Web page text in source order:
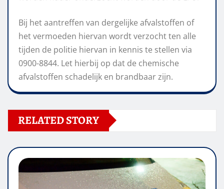
Bij het aantreffen van dergelijke afvalstoffen of
het vermoeden hiervan wordt verzocht ten alle
tijden de politie hiervan in kennis te stellen via
0900-8844. Let hierbij op dat de chemische
afvalstoffen schadelijk en brandbaar zijn.
RELATED STORY